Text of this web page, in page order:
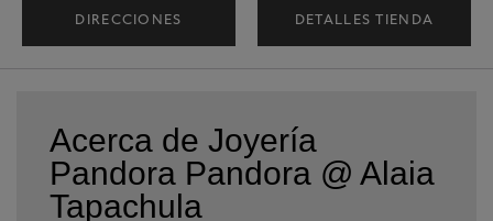
DIRECCIONES DETALLES TIENDA
Acerca de Joyería
Pandora Pandora @ Alaia
Tapachula